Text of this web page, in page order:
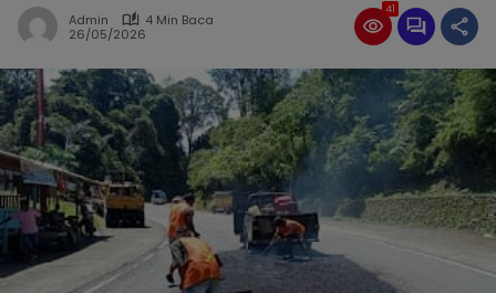
Admin
4 Min Baca
26/05/2026
41